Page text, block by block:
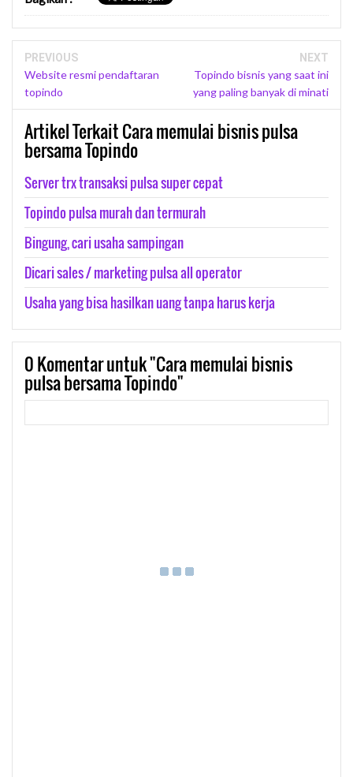
PREVIOUS
Website resmi pendaftaran
topindo
NEXT
Topindo bisnis yang saat ini
yang paling banyak di minati
Artikel Terkait Cara memulai bisnis pulsa
bersama Topindo
Server trx transaksi pulsa super cepat
Topindo pulsa murah dan termurah
Bingung, cari usaha sampingan
Dicari sales / marketing pulsa all operator
Usaha yang bisa hasilkan uang tanpa harus kerja
0Komentar untuk "Cara memulai bisnis
pulsa bersama Topindo"